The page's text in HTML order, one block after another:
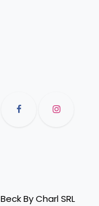
Beck By Charl SRL